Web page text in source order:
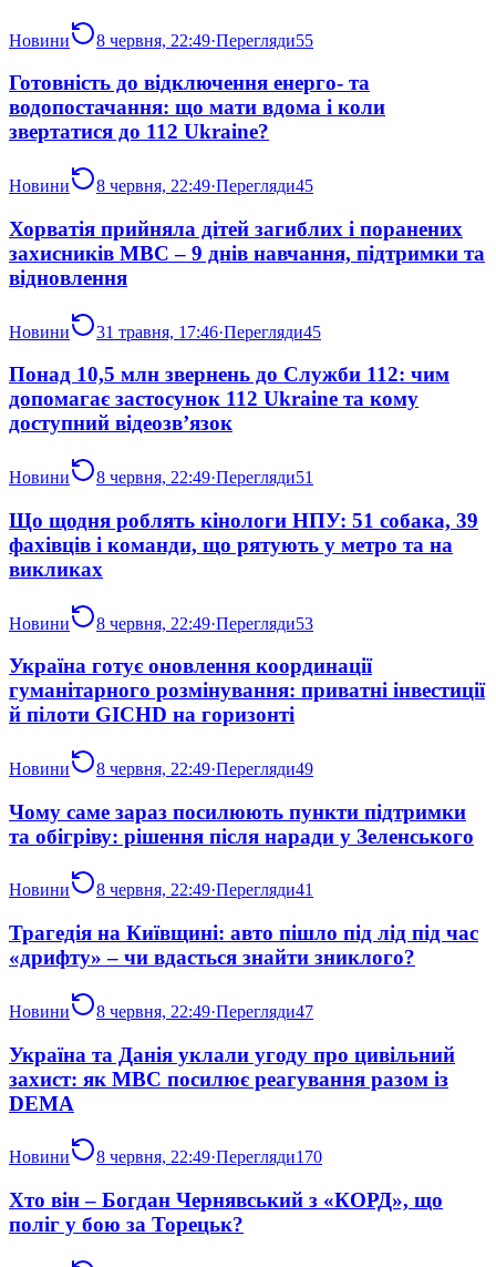
Новини 8 червня, 22:49·Перегляди55
Готовність до відключення енерго- та
водопостачання: що мати вдома і коли
звертатися до 112 Ukraine?
Новини 8 червня, 22:49·Перегляди45
Хорватія прийняла дітей загиблих і поранених
захисників МВС – 9 днів навчання, підтримки та
відновлення
Новини 31 травня, 17:46·Перегляди45
Понад 10,5 млн звернень до Служби 112: чим
допомагає застосунок 112 Ukraine та кому
доступний відеозв’язок
Новини 8 червня, 22:49·Перегляди51
Що щодня роблять кінологи НПУ: 51 собака, 39
фахівців і команди, що рятують у метро та на
викликах
Новини 8 червня, 22:49·Перегляди53
Україна готує оновлення координації
гуманітарного розмінування: приватні інвестиції
й пілоти GICHD на горизонті
Новини 8 червня, 22:49·Перегляди49
Чому саме зараз посилюють пункти підтримки
та обігріву: рішення після наради у Зеленського
Новини 8 червня, 22:49·Перегляди41
Трагедія на Київщині: авто пішло під лід під час
«дрифту» – чи вдасться знайти зниклого?
Новини 8 червня, 22:49·Перегляди47
Україна та Данія уклали угоду про цивільний
захист: як МВС посилює реагування разом із
DEMA
Новини 8 червня, 22:49·Перегляди170
Хто він – Богдан Чернявський з «КОРД», що
поліг у бою за Торецьк?